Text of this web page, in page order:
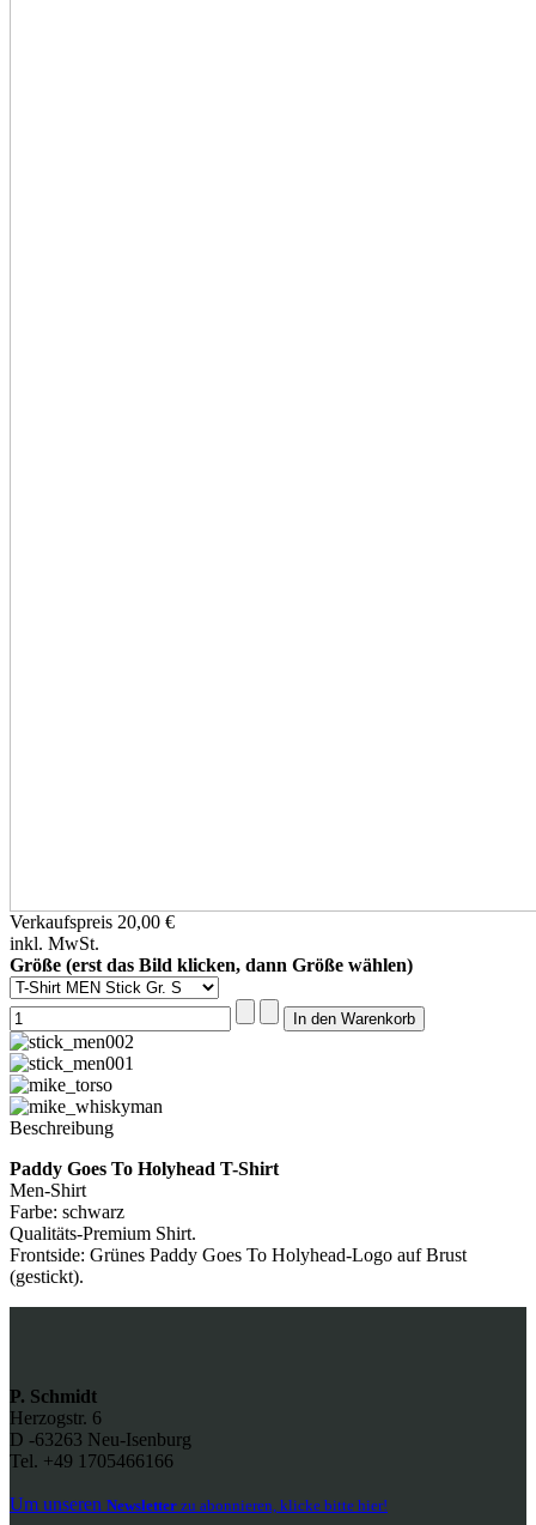
Verkaufspreis 20,00 €
inkl. MwSt.
Größe (erst das Bild klicken, dann Größe wählen)
Beschreibung
Paddy Goes To Holyhead T-Shirt
Men-Shirt
Farbe: schwarz
Qualitäts-Premium Shirt.
Frontside: Grünes Paddy Goes To Holyhead-Logo auf Brust
(gestickt).
P. Schmidt
Herzogstr. 6
D -63263 Neu-Isenburg
Tel. +49 1705466166
Um unseren Newsletter zu abonnieren, klicke bitte hier!